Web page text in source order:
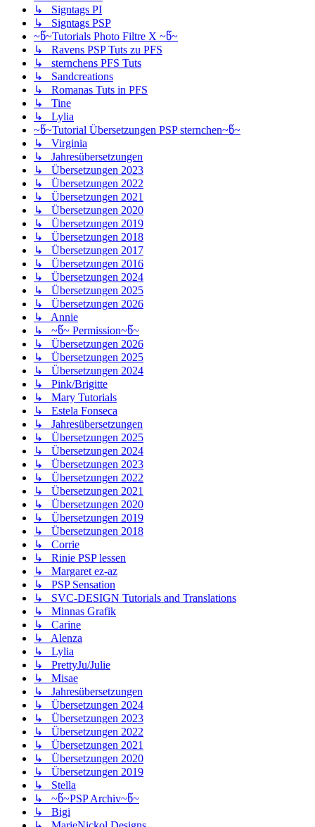
↳ Signtags PI
↳ Signtags PSP
~წ~Tutorials Photo Filtre X ~წ~
↳ Ravens PSP Tuts zu PFS
↳ sternchens PFS Tuts
↳ Sandcreations
↳ Romanas Tuts in PFS
↳ Tine
↳ Lylia
~წ~Tutorial Übersetzungen PSP sternchen~წ~
↳ Virginia
↳ Jahresübersetzungen
↳ Übersetzungen 2023
↳ Übersetzungen 2022
↳ Übersetzungen 2021
↳ Übersetzungen 2020
↳ Übersetzungen 2019
↳ Übersetzungen 2018
↳ Übersetzungen 2017
↳ Übersetzungen 2016
↳ Übersetzungen 2024
↳ Übersetzungen 2025
↳ Übersetzungen 2026
↳ Annie
↳ ~წ~ Permission~წ~
↳ Übersetzungen 2026
↳ Übersetzungen 2025
↳ Übersetzungen 2024
↳ Pink/Brigitte
↳ Mary Tutorials
↳ Estela Fonseca
↳ Jahresübersetzungen
↳ Übersetzungen 2025
↳ Übersetzungen 2024
↳ Übersetzungen 2023
↳ Übersetzungen 2022
↳ Übersetzungen 2021
↳ Übersetzungen 2020
↳ Übersetzungen 2019
↳ Übersetzungen 2018
↳ Corrie
↳ Rinie PSP lessen
↳ Margaret ez-az
↳ PSP Sensation
↳ SVC-DESIGN Tutorials and Translations
↳ Minnas Grafik
↳ Carine
↳ Alenza
↳ Lylia
↳ PrettyJu/Julie
↳ Misae
↳ Jahresübersetzungen
↳ Übersetzungen 2024
↳ Übersetzungen 2023
↳ Übersetzungen 2022
↳ Übersetzungen 2021
↳ Übersetzungen 2020
↳ Übersetzungen 2019
↳ Stella
↳ ~წ~PSP Archiv~წ~
↳ Bigi